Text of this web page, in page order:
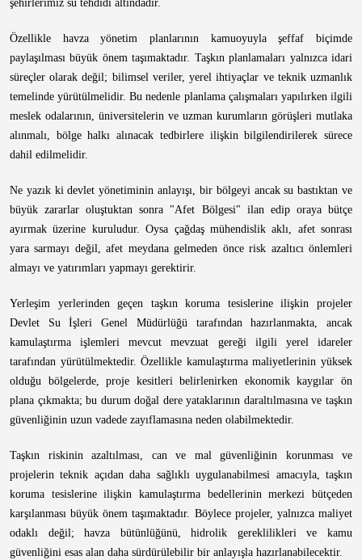
şehirlerimiz su tehdidi altındadır.
Özellikle havza yönetim planlarının kamuoyuyla şeffaf biçimde
paylaşılması büyük önem taşımaktadır. Taşkın planlamaları yalnızca idari
süreçler olarak değil; bilimsel veriler, yerel ihtiyaçlar ve teknik uzmanlık
temelinde yürütülmelidir. Bu nedenle planlama çalışmaları yapılırken ilgili
meslek odalarının, üniversitelerin ve uzman kurumların görüşleri mutlaka
alınmalı, bölge halkı alınacak tedbirlere ilişkin bilgilendirilerek sürece
dahil edilmelidir.
Ne yazık ki devlet yönetiminin anlayışı, bir bölgeyi ancak su bastıktan ve
büyük zararlar oluştuktan sonra "Afet Bölgesi" ilan edip oraya bütçe
ayırmak üzerine kuruludur. Oysa çağdaş mühendislik aklı, afet sonrası
yara sarmayı değil, afet meydana gelmeden önce risk azaltıcı önlemleri
almayı ve yatırımları yapmayı gerektirir.
Yerleşim yerlerinden geçen taşkın koruma tesislerine ilişkin projeler
Devlet Su İşleri Genel Müdürlüğü tarafından hazırlanmakta, ancak
kamulaştırma işlemleri mevcut mevzuat gereği ilgili yerel idareler
tarafından yürütülmektedir. Özellikle kamulaştırma maliyetlerinin yüksek
olduğu bölgelerde, proje kesitleri belirlenirken ekonomik kaygılar ön
plana çıkmakta; bu durum doğal dere yataklarının daraltılmasına ve taşkın
güvenliğinin uzun vadede zayıflamasına neden olabilmektedir.
Taşkın riskinin azaltılması, can ve mal güvenliğinin korunması ve
projelerin teknik açıdan daha sağlıklı uygulanabilmesi amacıyla, taşkın
koruma tesislerine ilişkin kamulaştırma bedellerinin merkezi bütçeden
karşılanması büyük önem taşımaktadır. Böylece projeler, yalnızca maliyet
odaklı değil; havza bütünlüğünü, hidrolik gereklilikleri ve kamu
güvenliğini esas alan daha sürdürülebilir bir anlayışla hazırlanabilecektir.